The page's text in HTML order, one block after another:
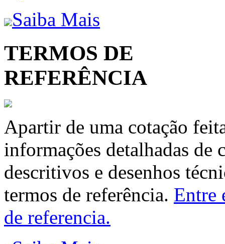
Saiba Mais
TERMOS DE
REFERÊNCIA
Apartir de uma cotação
informações detalhadas de
descritivos e desenhos
termos de referência. Entre
de referencia.